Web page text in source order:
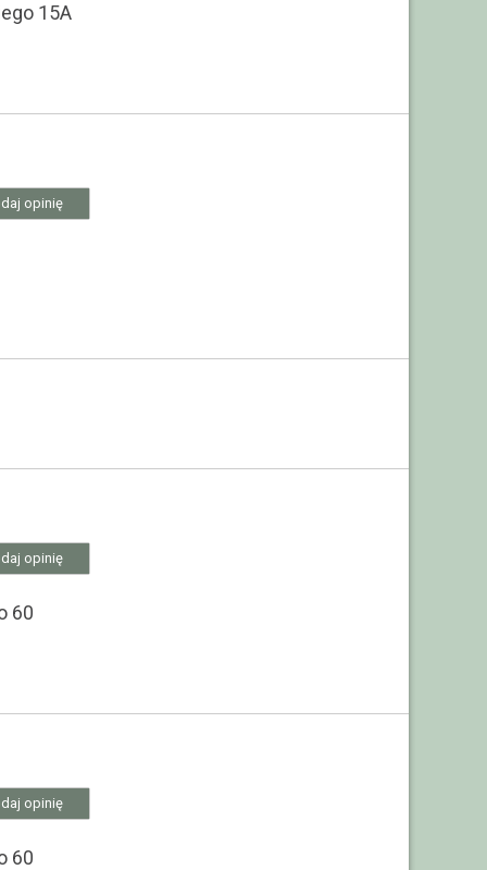
15A
opinię
opinię
60
opinię
60